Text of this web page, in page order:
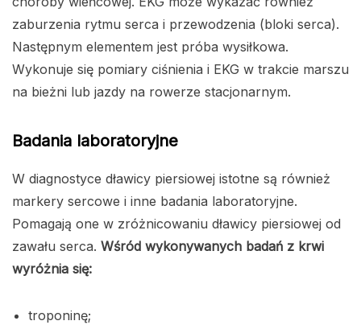
zaburzenia rytmu serca i przewodzenia (bloki serca).
Następnym elementem jest próba wysiłkowa.
Wykonuje się pomiary ciśnienia i EKG w trakcie marszu
na bieżni lub jazdy na rowerze stacjonarnym.
Badania laboratoryjne
W diagnostyce dławicy piersiowej istotne są również
markery sercowe i inne badania laboratoryjne.
Pomagają one w zróżnicowaniu dławicy piersiowej od
zawału serca. Wśród wykonywanych badań z krwi
wyróżnia się:
troponinę;